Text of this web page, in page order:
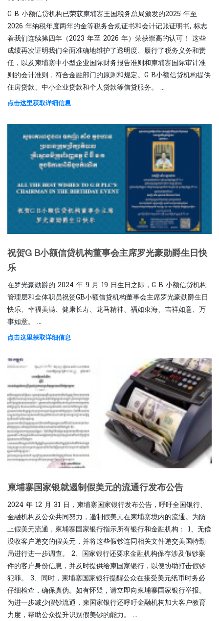
G B 小额信贷机构已荣获柬埔寨王国税务总局颁发的2025 年至
2026 年纳税年度两年的金等税务合规证书和会计记账证明书, 标志
着我们连续第四年（2023 年至 2026 年）荣获崇高的认可！ 这些
成绩再次证明我们全面准确地维护了透明度、履行了税务义务和责
任，以及柬埔寨中小型企业国际财务报告准则和柬埔寨国际审计准
则的会计准则，符合金融部门的原则和规定。G B小额信贷机构提供
住房贷款、中小企业贷款和个人贷款等信贷服务。 ...
点击这里获取详细信息
祝贺G B小额信贷机构董事会主席罗光豪勋爵生日快
乐
在罗光豪勋爵的 2024 年 9 月 19 日生日之际，G B 小额信贷机构
管理层和全体职员祝贺GB小额信贷机构董事会主席罗光豪勋爵生日
快乐、幸福美满、健康长寿、龙马精神、福如東海、吉祥如意、万
事如意。 ...
点击这里获取详细信息
柬埔寨国家银就遏制假美元的流通行发布公告
2024 年 12 月 31 日，柬埔寨国家银行发布公告，呼吁全国银行、
金融机构及公众共同努力，遏制假美元在柬埔寨境内的流通。为防
止假美元流通，柬埔寨国家银行指示所有银行和金融机构： 1、无偿
没收客户递交的假美元，并将这些假钞连同相关文件递交美国特勤
局进行进一步调查。 2、国家银行还要求金融机构保存涉及假钞案
件的客户身份信息，并及时提供给柬国家银行，以便协助打击假钞
犯罪。 3、同时，柬埔寨国家银行提醒公众在接受美元纸币时务必
仔细检查，确保真伪。如有怀疑，请立即向柬埔寨国家银行举报。
为进一步减少假钞流通，柬国家银行还呼吁金融机构加大客户教育
力度，帮助公众提升识别假美钞的能力。 ...